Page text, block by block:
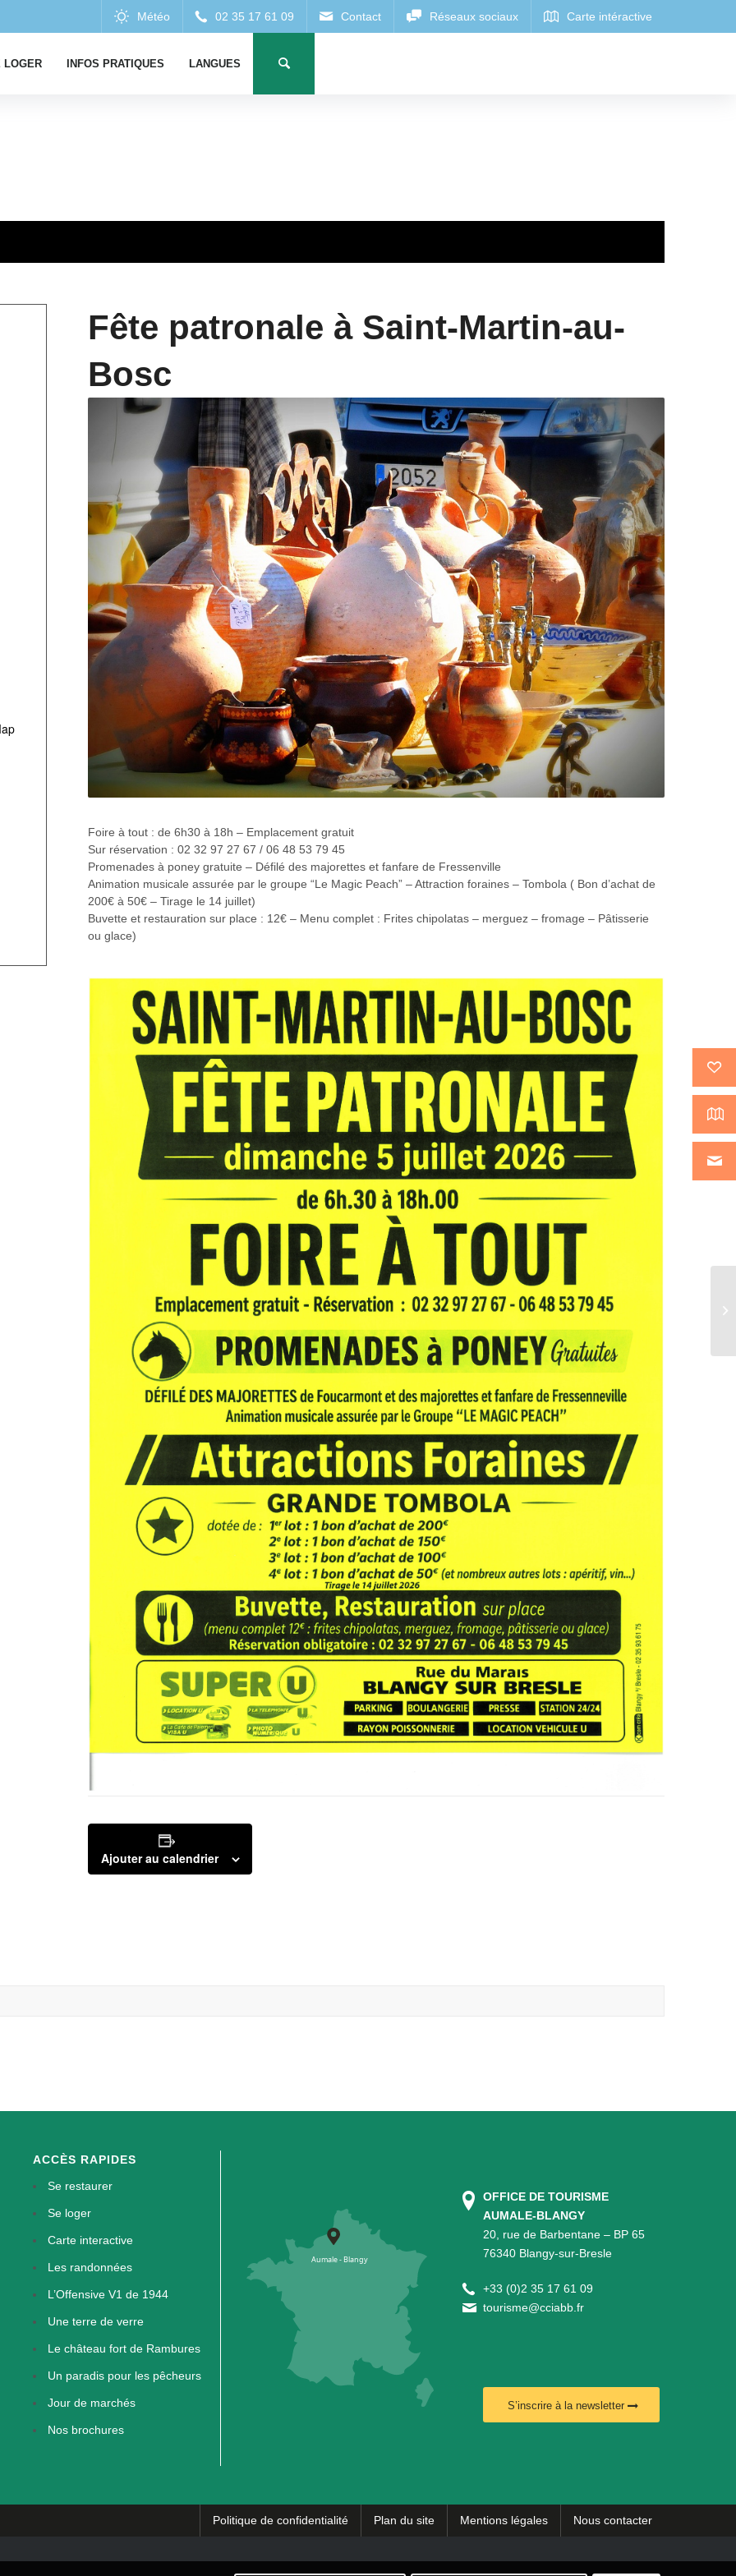
LOGER INFOS PRATIQUES LANGUES
Fête patronale à Saint-Martin-au-
Bosc
Foire à tout : de 6h30 à 18h – Emplacement gratuit
Sur réservation : 02 32 97 27 67 / 06 48 53 79 45
Promenades à poney gratuite – Défilé des majorettes et fanfare de Fressenville
Animation musicale assurée par le groupe “Le Magic Peach” – Attraction foraines – Tombola ( Bon d’achat de
200€ à 50€ – Tirage le 14 juillet)
Buvette et restauration sur place : 12€ – Menu complet : Frites chipolatas – merguez – fromage – Pâtisserie
ou glace)
Ajouter au calendrier
ACCÈS RAPIDES
Se restaurer
Se loger
Carte interactive
Les randonnées
L’Offensive V1 de 1944
Une terre de verre
Le château fort de Rambures
Un paradis pour les pêcheurs
Jour de marchés
Nos brochures
OFFICE DE TOURISME
AUMALE-BLANGY
20, rue de Barbentane – BP 65
76340 Blangy-sur-Bresle
+33 (0)2 35 17 61 09
tourisme@cciabb.fr
S’inscrire à la newsletter
Politique de confidentialité Plan du site Mentions légales Nous contacter